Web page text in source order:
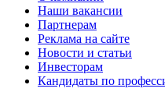
Наши вакансии
Партнерам
Реклама на сайте
Новости и статьи
Инвесторам
Кандидаты по